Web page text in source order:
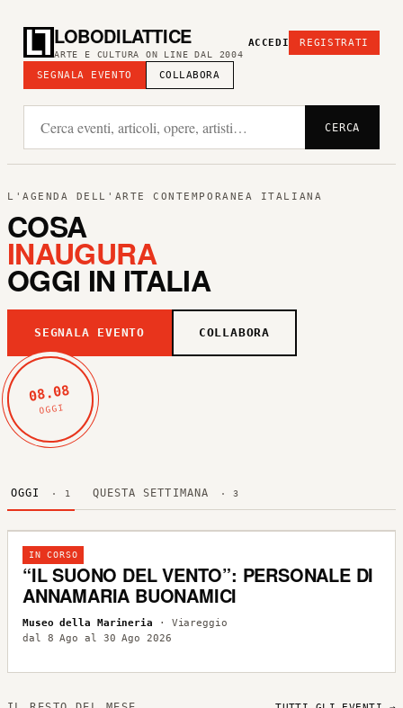
LOBODILATTICE
ARTE E CULTURA ON LINE DAL 2004
SEGNALA EVENTO COLLABORA
ACCEDI REGISTRATI
CERCA
L'AGENDA DELL'ARTE CONTEMPORANEA ITALIANA
COSA
INAUGURA
OGGI IN ITALIA
SEGNALA EVENTO COLLABORA
08.08
OGGI
OGGI · 1 QUESTA SETTIMANA · 3
IN CORSO
“IL SUONO DEL VENTO”: PERSONALE DI
ANNAMARIA BUONAMICI
Museo della Marineria · Viareggio
dal 8 Ago al 30 Ago 2026